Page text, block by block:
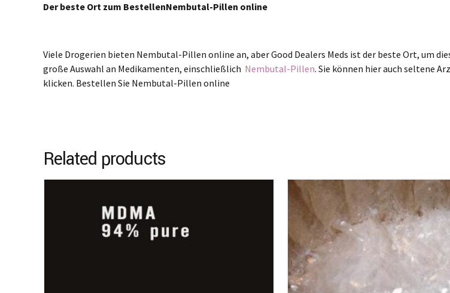
Der beste Ort zum BestellenNembutal-Pillen online
Viele Drogerien bieten Nembutal-Pillen online an, aber Good Dealers Meds ist der beste Ort, um
große Auswahl an Medikamenten, einschließlich Nembutal-Pillen. Sie können hier auch seltene
klicken. Bestellen Sie Nembutal-Pillen online
Related products